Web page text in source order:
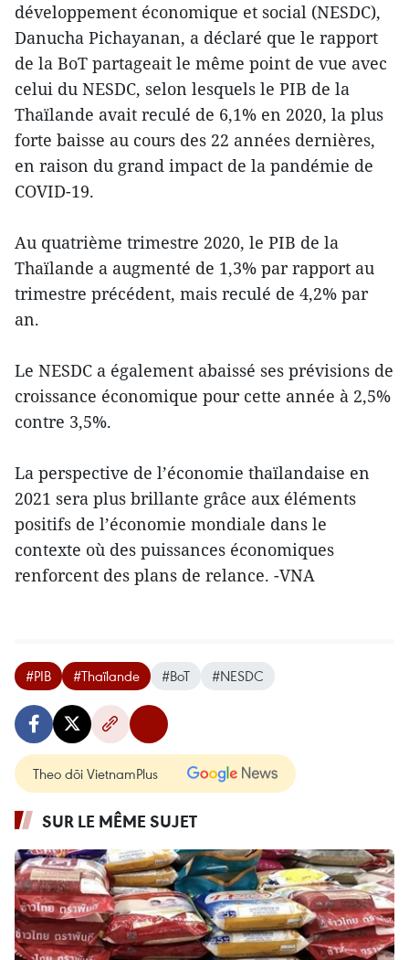
développement économique et social (NESDC),
Danucha Pichayanan, a déclaré que le rapport
de la BoT partageait le même point de vue avec
celui du NESDC, selon lesquels le PIB de la
Thaïlande avait reculé de 6,1% en 2020, la plus
forte baisse au cours des 22 années dernières,
en raison du grand impact de la pandémie de
COVID-19.
Au quatrième trimestre 2020, le PIB de la
Thaïlande a augmenté de 1,3% par rapport au
trimestre précédent, mais reculé de 4,2% par
an.
Le NESDC a également abaissé ses prévisions de
croissance économique pour cette année à 2,5%
contre 3,5%.
La perspective de l’économie thaïlandaise en
2021 sera plus brillante grâce aux éléments
positifs de l’économie mondiale dans le
contexte où des puissances économiques
renforcent des plans de relance. -VNA
#PIB #Thaïlande #BoT #NESDC
Theo dõi VietnamPlus
SUR LE MÊME SUJET